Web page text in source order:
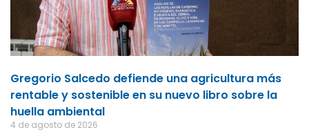
Gregorio Salcedo defiende una agricultura más
rentable y sostenible en su nuevo libro sobre la
huella ambiental
4 de agosto de 2026